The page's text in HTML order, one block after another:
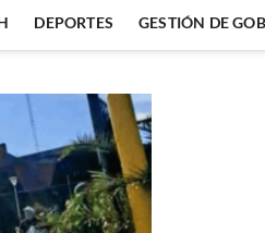
DEPORTES GESTIÓN DE